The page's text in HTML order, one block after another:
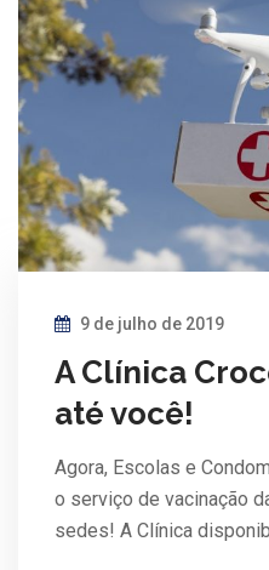
9 de julho de 2019
A Clínica
até você!
Agora, Escolas e
o serviço de vacinação
sedes! A Clínica